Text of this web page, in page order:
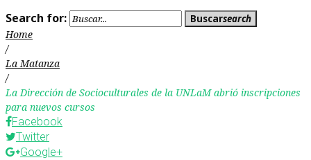
Search for:
Buscarsearch
Home
/
La Matanza
/
La Dirección de Socioculturales de la UNLaM abrió inscripciones
para nuevos cursos
Facebook
Twitter
Google+